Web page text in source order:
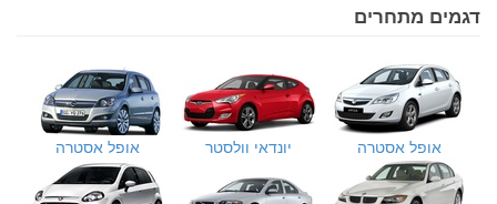
דגמים מתחרים
אופל אסטרה יונדאי וולסטר אופל אסטרה